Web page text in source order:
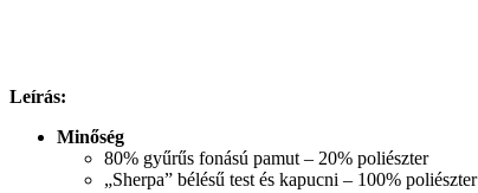
Leírás:
Minőség
80% gyűrűs fonású pamut – 20% poliészter
„Sherpa” bélésű test és kapucni – 100% poliészter